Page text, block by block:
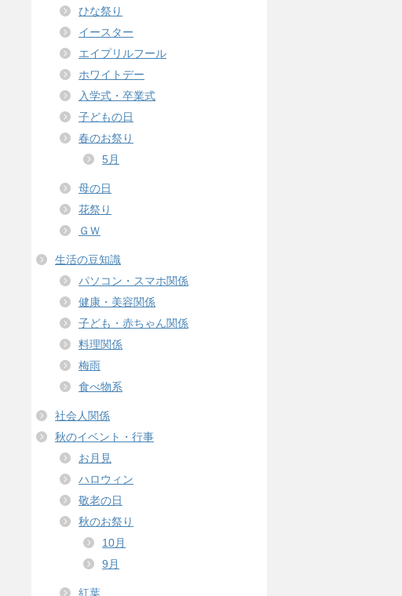
ひな祭り
イースター
エイプリルフール
ホワイトデー
入学式・卒業式
子どもの日
春のお祭り
5月
母の日
花祭り
ＧＷ
生活の豆知識
パソコン・スマホ関係
健康・美容関係
子ども・赤ちゃん関係
料理関係
梅雨
食べ物系
社会人関係
秋のイベント・行事
お月見
ハロウィン
敬老の日
秋のお祭り
10月
9月
紅葉